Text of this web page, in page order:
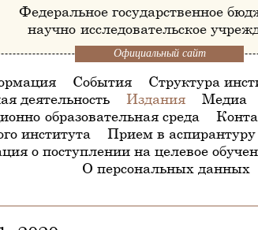
Федеральное государственное
научно-исследовательское
Официальный сайт
События Структура
деятельность
Издания Медиа
образовательная среда
института
Прием в
о поступлении на целевое
О персональных данных